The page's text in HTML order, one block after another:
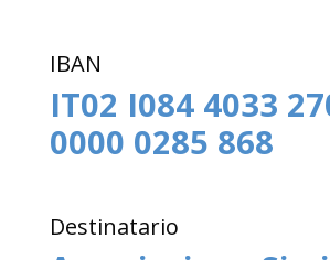
IBAN
IT02 I084 4033
0000 0285 868
Destinatario